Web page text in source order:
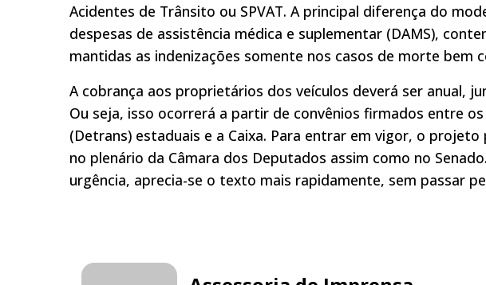
Acidentes de Trânsito ou SPVAT. A principal diferença do
despesas de assistência médica e suplementar (DAMS),
mantidas as indenizações somente nos casos de morte bem
A cobrança aos proprietários dos veículos deverá ser anual,
Ou seja, isso ocorrerá a partir de convênios firmados entre
(Detrans) estaduais e a Caixa. Para entrar em vigor, o
no plenário da Câmara dos Deputados assim como no
urgência, aprecia-se o texto mais rapidamente, sem passar